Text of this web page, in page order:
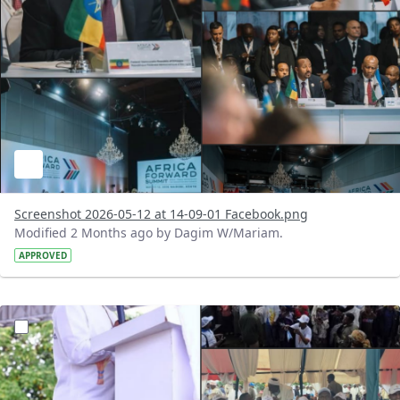
Screenshot 2026-05-12 at 14-09-01 Facebook.png
Modified 2 Months ago by Dagim W/Mariam.
APPROVED
?version=1.0&t=1778583073187&imageThumbnail=1